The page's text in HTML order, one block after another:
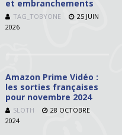
et embranchements
TAG_TOBYONE
25 JUIN
2026
Amazon Prime Vidéo :
les sorties françaises
pour novembre 2024
SLOTH
28 OCTOBRE
2024